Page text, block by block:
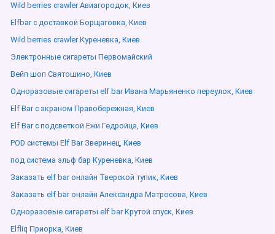
Wild berries crawler Авиагородок, Киев
Elfbar с доставкой Борщаговка, Киев
Wild berries crawler Куреневка, Киев
Электронные сигареты Первомайский
Вейп шоп Святошино, Киев
Одноразовые сигареты elf bar Ивана Марьяненко переулок, Киев
Elf Bar с экраном Правобережная, Киев
Elf Bar с подсветкой Ежи Гедройца, Киев
POD системы Elf Bar Зверинец, Киев
под система эльф бар Куреневка, Киев
Заказать elf bar онлайн Тверской тупик, Киев
Заказать elf bar онлайн Александра Матросова, Киев
Одноразовые сигареты elf bar Крутой спуск, Киев
Elfliq Приорка, Киев